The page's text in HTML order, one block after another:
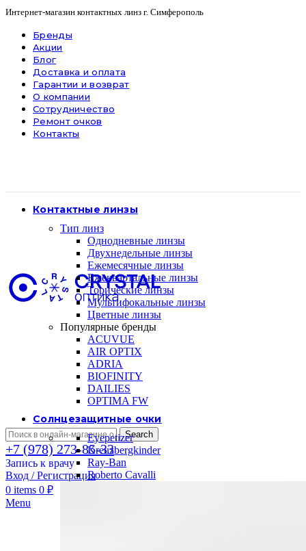
Интернет-магазин контактных линз г. Симферополь
Бренды
Акции
Блог
Доставка и оплата
Гарантии и возврат
О компании
Сотрудничество
Ремонт очков
Контакты
Search
+7 (978) 273-85-33
Запись к врачу
Вход / Регистрация
0 items 0 ₽
Menu
Контактные линзы
Тип линз
Однодневные линзы
Двухнедельные линзы
Ежемесячные линзы
Ежеквартальные линзы
Торические линзы
Мультифокальные линзы
Цветные линзы
Популярные бренды
ACUVUE
AIR OPTIX
ADRIA
BIOFINITY
DAILIES
OPTIMA FW
Солнцезащитные очки
Eyepetizer
Kreuzbergkinder
Ray-Ban
Roberto Cavalli